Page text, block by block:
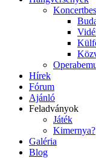
Hírek
Fórum
Ajánló
Feladványok
Játék
Kimernya?
Galéria
Blog